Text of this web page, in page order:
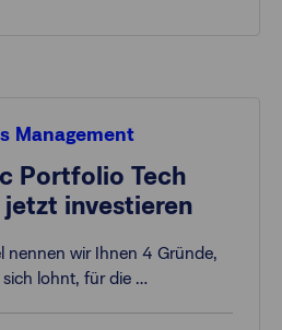
Management
Portfolio Tech
investieren
nennen wir Ihnen 4 Gründe,
sich lohnt, für die …